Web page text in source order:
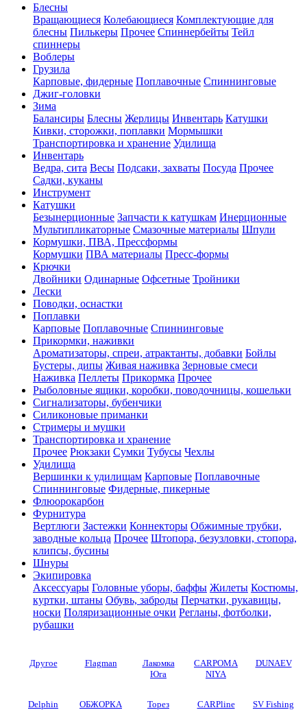
Блесны
Вращающиеся Колебающиеся Комплектующие для
блесны Пилькеры Прочее Спиннербейты Тейл
спиннеры
Воблеры
Грузила
Карповые, фидерные Поплавочные Спиннинговые
Джиг-головки
Зима
Балансиры Блесны Жерлицы Инвентарь Катушки
Кивки, сторожки, поплавки Мормышки
Транспортировка и хранение Удилища
Инвентарь
Ведра, сита Весы Подсаки, захваты Посуда Прочее
Садки, куканы
Инструмент
Катушки
Безынерционные Запчасти к катушкам Инерционные
Мультипликаторные Смазочные материалы Шпули
Кормушки, ПВА, Прессформы
Кормушки ПВА материалы Пресс-формы
Крючки
Двойники Одинарные Офсетные Тройники
Лески
Поводки, оснастки
Поплавки
Карповые Поплавочные Спиннинговые
Прикормки, наживки
Ароматизаторы, спреи, атрактанты, добавки Бойлы
Бустеры, дипы Живая наживка Зерновые смеси
Наживка Пеллеты Прикормка Прочее
Рыболовные ящики, коробки, поводочницы, кошельки
Сигнализаторы, бубенчики
Силиконовые приманки
Стримеры и мушки
Транспортировка и хранение
Прочее Рюкзаки Сумки Тубусы Чехлы
Удилища
Вершинки к удилищам Карповые Поплавочные
Спиннинговые Фидерные, пикерные
Флюорокарбон
Фурнитура
Вертлюги Застежки Коннекторы Обжимные трубки,
заводные кольца Прочее Штопора, безузловки, стопора,
клипсы, бусины
Шнуры
Экипировка
Аксессуары Головные уборы, баффы Жилеты Костюмы,
куртки, штаны Обувь, заброды Перчатки, рукавицы,
носки Поляризационные очки Регланы, фотболки,
рубашки
Другое Flagman
Лакомка
Юга
CARPOMA
NIYA
DUNAEV
Delphin ОБЖОРКА Торез CARPline SV Fishing